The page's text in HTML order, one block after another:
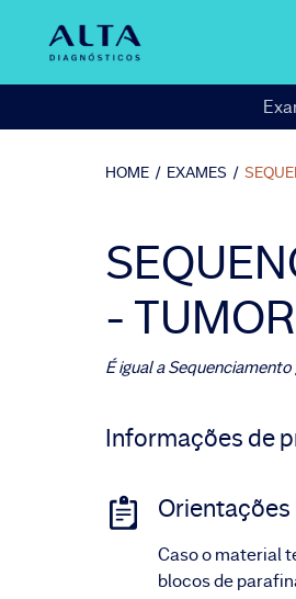
HOME / EXAMES /
- TUMOR
É igual a Sequenciamento
Informações de
Caso o material
blocos de